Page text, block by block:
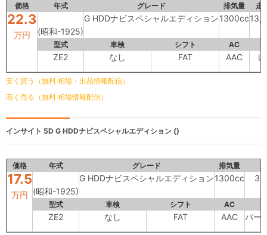
価格 年式 グレード 排気量 走
22.3
万円 (昭和-1925)
G HDDナビスペシャルエディション1300cc
型式 車検 シフト AC
ZE2 なし FAT AAC
安く買う（無料 相場・出品情報配信）
高く売る（無料 相場情報配信）
インサイト 5D G HDDナビスペシャルエディション ()
価格 年式 グレード 排気量
17.5
万円 (昭和-1925)
G HDDナビスペシャルエディション1300cc
型式 車検 シフト AC
ZE2 なし FAT AAC パー